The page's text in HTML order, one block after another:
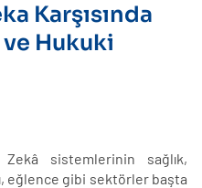
Karşısında
Hukuki
sistemlerinin sağlık,
eğlence gibi sektörler başta